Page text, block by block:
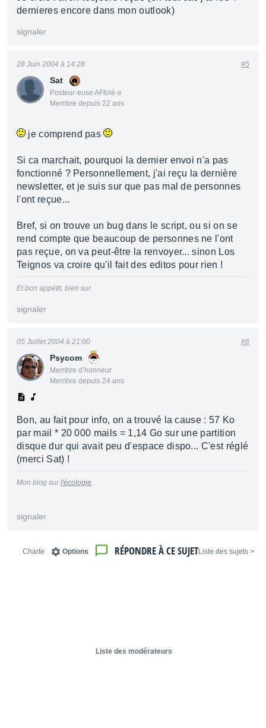
dernieres encore dans mon outlook)
signaler
Sat
Posteur·euse AFfolé·e
Membre depuis 22 ans
28 Juin 2004 à 14:28 #5
je comprend pas
Si ca marchait, pourquoi la dernier envoi n'a pas
fonctionné ? Personnellement, j'ai reçu la dernière
newsletter, et je suis sur que pas mal de personnes
l'ont reçue...
Bref, si on trouve un bug dans le script, ou si on se
rend compte que beaucoup de personnes ne l'ont
pas reçue, on va peut-être la renvoyer... sinon Los
Teignos va croire qu'il fait des editos pour rien !
Et bon appétit, bien sur.
signaler
Psycom
Membre d’honneur
Membre depuis 24 ans
05 Juillet 2004 à 21:00 #6
Bon, au fait pour info, on a trouvé la cause : 57 Ko
par mail * 20 000 mails = 1,14 Go sur une partition
disque dur qui avait peu d'espace dispo... C'est réglé
(merci Sat) !
Mon blog surl'écologie.
signaler
< Liste des sujets
RÉPONDRE À CE SUJET
Options
Charte
Liste des modérateurs